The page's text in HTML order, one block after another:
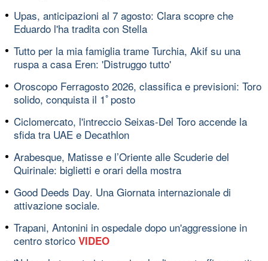
Upas, anticipazioni al 7 agosto: Clara scopre che
Eduardo l'ha tradita con Stella
Tutto per la mia famiglia trame Turchia, Akif su una
ruspa a casa Eren: 'Distruggo tutto'
Oroscopo Ferragosto 2026, classifica e previsioni: Toro
solido, conquista il 1ﾟposto
Ciclomercato, l'intreccio Seixas-Del Toro accende la
sfida tra UAE e Decathlon
Arabesque, Matisse e l’Oriente alle Scuderie del
Quirinale: biglietti e orari della mostra
Good Deeds Day. Una Giornata internazionale di
attivazione sociale.
Trapani, Antonini in ospedale dopo un'aggressione in
centro storico VIDEO